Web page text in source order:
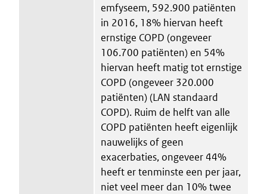
emfyseem, 592.900 patiënten
in 2016, 18% hiervan heeft
ernstige COPD (ongeveer
106.700 patiënten) en 54%
hiervan heeft matig tot ernstige
COPD (ongeveer 320.000
patiënten) (LAN standaard
COPD). Ruim de helft van alle
COPD patiënten heeft eigenlijk
nauwelijks of geen
exacerbaties, ongeveer 44%
heeft er tenminste een per jaar,
niet veel meer dan 10% twee